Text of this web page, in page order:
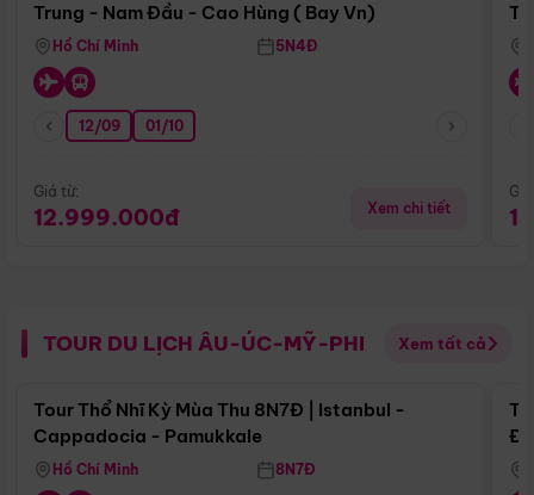
Trung - Nam Đầu - Cao Hùng ( Bay Vn)
Hồ Chí Minh 5N4Đ
12/09 01/10
Giá từ:
12.999.000đ Xem chi tiết
TOUR DU LỊCH ÂU-ÚC-MỸ-PHI Xem tất cả
Điểm nổi bật
Tour Thổ Nhĩ Kỳ Mùa Thu 8N7Đ | Istanbul -
Cappadocia - Pamukkale
Hồ Chí Minh 8N7Đ